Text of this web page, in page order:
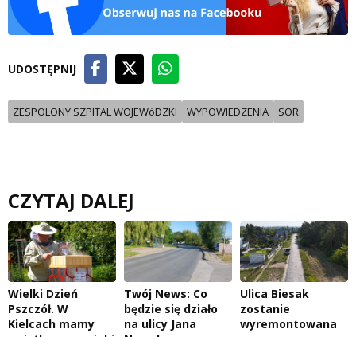
UDOSTĘPNIJ
ZESPOLONY SZPITAL WOJEWóDZKI WYPOWIEDZENIA SOR
CZYTAJ DALEJ
Wielki Dzień
Pszczół. W
Kielcach mamy
Twój News: Co
będzie się działo
na ulicy Jana
Ulica Biesak
zostanie
wyremontowana